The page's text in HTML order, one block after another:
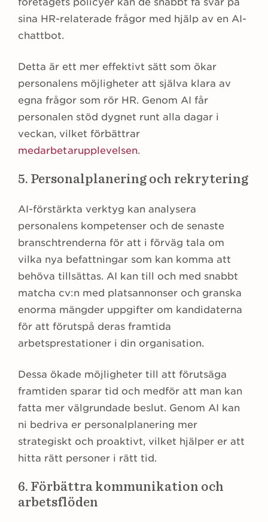
sina HR-relaterade frågor med hjälp av en AI-
chattbot.
Detta är ett mer effektivt sätt som ökar
personalens möjligheter att själva klara av
egna frågor som rör HR. Genom AI får
personalen stöd dygnet runt alla dagar i
veckan, vilket förbättrar
medarbetarupplevelsen.
5. Personalplanering och rekrytering
AI-förstärkta verktyg kan analysera
personalens kompetenser och de senaste
branschtrenderna för att i förväg tala om
vilka nya befattningar som kan komma att
behöva tillsättas. AI kan till och med snabbt
matcha cv:n med platsannonser och granska
enorma mängder uppgifter om kandidaterna
för att förutspå deras framtida
arbetsprestationer i din organisation.
Dessa ökade möjligheter till att förutsäga
framtiden sparar tid och medför att man kan
fatta mer välgrundade beslut. Genom AI kan
ni bedriva er personalplanering mer
strategiskt och proaktivt, vilket hjälper er att
hitta rätt personer i rätt tid.
6. Förbättra kommunikation och
arbetsflöden